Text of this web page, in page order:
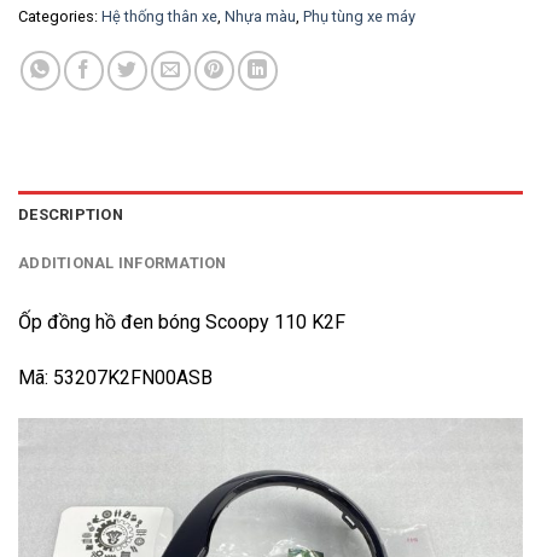
Categories: Hệ thống thân xe, Nhựa màu, Phụ tùng xe máy
DESCRIPTION
ADDITIONAL INFORMATION
Ốp đồng hồ đen bóng Scoopy 110 K2F
Mã: 53207K2FN00ASB